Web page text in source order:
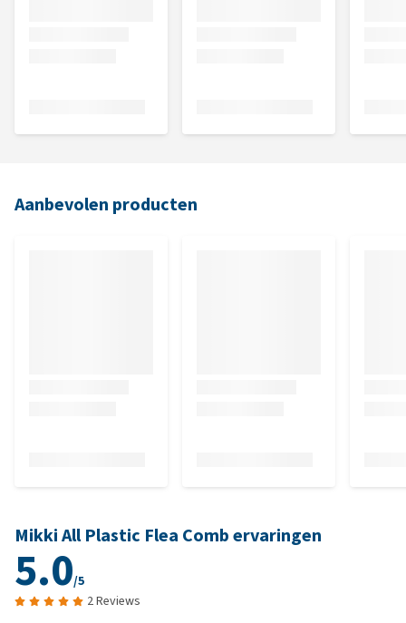
Aanbevolen producten
Mikki All Plastic Flea Comb ervaringen
5.0/5
2 Reviews